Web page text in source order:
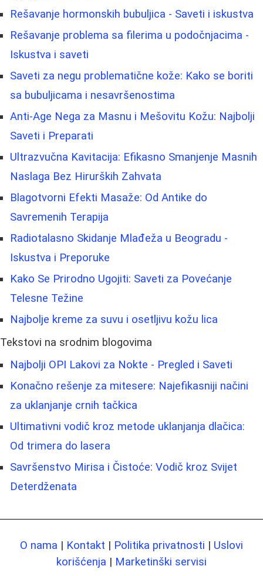
Rešavanje hormonskih bubuljica - Saveti i iskustva
Rešavanje problema sa filerima u podočnjacima -
Iskustva i saveti
Saveti za negu problematične kože: Kako se boriti
sa bubuljicama i nesavršenostima
Anti-Age Nega za Masnu i Mešovitu Kožu: Najbolji
Saveti i Preparati
Ultrazvučna Kavitacija: Efikasno Smanjenje Masnih
Naslaga Bez Hirurških Zahvata
Blagotvorni Efekti Masaže: Od Antike do
Savremenih Terapija
Radiotalasno Skidanje Mlađeža u Beogradu -
Iskustva i Preporuke
Kako Se Prirodno Ugojiti: Saveti za Povećanje
Telesne Težine
Najbolje kreme za suvu i osetljivu kožu lica
Tekstovi na srodnim blogovima
Najbolji OPI Lakovi za Nokte - Pregled i Saveti
Konačno rešenje za mitesere: Najefikasniji načini
za uklanjanje crnih tačkica
Ultimativni vodič kroz metode uklanjanja dlačica:
Od trimera do lasera
Savršenstvo Mirisa i Čistoće: Vodič kroz Svijet
Deterdženata
O nama | Kontakt | Politika privatnosti | Uslovi
korišćenja | Marketinški servisi